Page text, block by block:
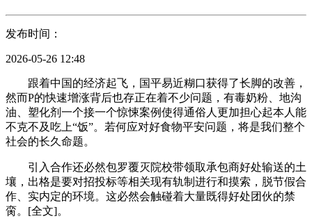
发布时间：
2026-05-26 12:48
跟着中国的经济起飞，国平易近糊口获得了长脚的改善，
然而P的快速增涨背后也存正在着不少问题，有毒奶粉、地沟
油、塑化剂一个接一个惊悚案例使得通俗人更加担心起本人能
不克不及吃上“饭”。若何应对好食物平安问题，将是我们整个
社会的长久命题。
引入合作还必然包罗覆灭院校带领取承包商好处输送的土
壤，出格是要对招投标等相关现有轨制进行和摸索，脱节假合
作、实内定的环境。这必然会触碰着大量既得好处团伙的禁
脔。[全文]。